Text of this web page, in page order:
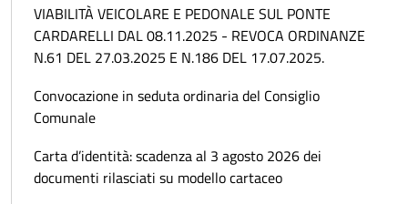
VIABILITÀ VEICOLARE E PEDONALE SUL PONTE
CARDARELLI DAL 08.11.2025 - REVOCA ORDINANZE
N.61 DEL 27.03.2025 E N.186 DEL 17.07.2025.
Convocazione in seduta ordinaria del Consiglio
Comunale
Carta d’identità: scadenza al 3 agosto 2026 dei
documenti rilasciati su modello cartaceo